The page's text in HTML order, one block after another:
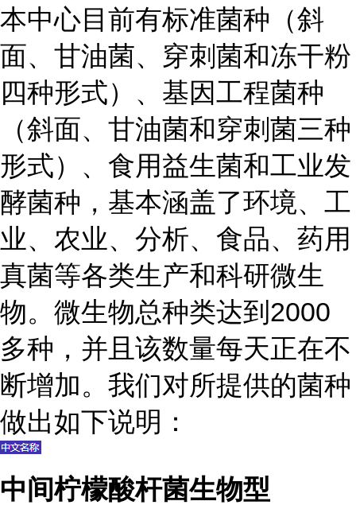
本中心目前有标准菌种（斜
面、甘油菌、穿刺菌和冻干粉
四种形式）、基因工程菌种
（斜面、甘油菌和穿刺菌三种
形式）、食用益生菌和工业发
酵菌种，基本涵盖了环境、工
业、农业、分析、食品、药用
真菌等各类生产和科研微生
物。微生物总种类达到2000
多种，并且该数量每天正在不
断增加。我们对所提供的菌种
做出如下说明：
中间柠檬酸杆菌生物型